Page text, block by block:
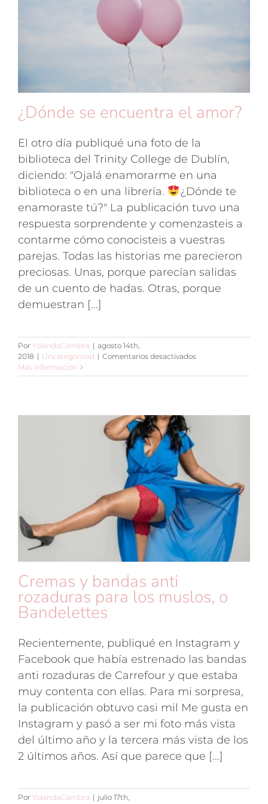
¿Dónde se encuentra el amor?
El otro día publiqué una foto de la
biblioteca del Trinity College de Dublín,
diciendo: "Ojalá enamorarme en una
biblioteca o en una librería.
¿Dónde te
enamoraste tú?" La publicación tuvo una
respuesta sorprendente y comenzasteis a
contarme cómo conocisteis a vuestras
parejas. Todas las historias me parecieron
preciosas. Unas, porque parecían salidas
de un cuento de hadas. Otras, porque
demuestran [...]
Por YolandaCambra | agosto 14th,
2018 | Uncategorized | Comentarios desactivadosen
se
Más información
Cremas y bandas anti
rozaduras para los muslos, o
Bandelettes
Recientemente, publiqué en Instagram y
Facebook que había estrenado las bandas
anti rozaduras de Carrefour y que estaba
muy contenta con ellas. Para mi sorpresa,
la publicación obtuvo casi mil Me gusta en
Instagram y pasó a ser mi foto más vista
del último año y la tercera más vista de los
2 últimos años. Así que parece que [...]
Por YolandaCambra | julio 17th,